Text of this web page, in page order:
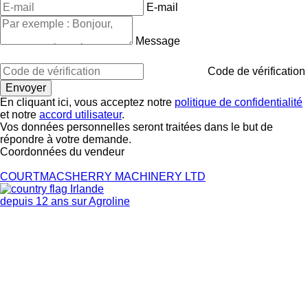
E-mail
Message
Code de vérification
En cliquant ici, vous acceptez notre politique de confidentialité
et notre accord utilisateur.
Vos données personnelles seront traitées dans le but de
répondre à votre demande.
Coordonnées du vendeur
COURTMACSHERRY MACHINERY LTD
Irlande
depuis 12 ans sur Agroline